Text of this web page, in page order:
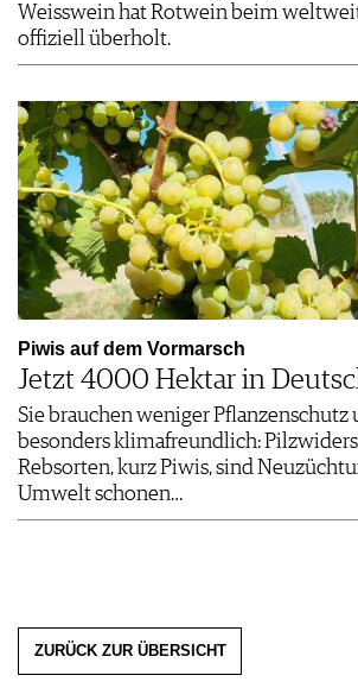
Weisswein hat Rotwein beim
offiziell überholt.
Piwis auf dem Vormarsch
Jetzt 4000 Hektar in
Sie brauchen weniger Pflanzenschutz
besonders klimafreundlich:
Rebsorten, kurz Piwis, sind
Umwelt schonen…
ZURÜCK ZUR ÜBERSICHT